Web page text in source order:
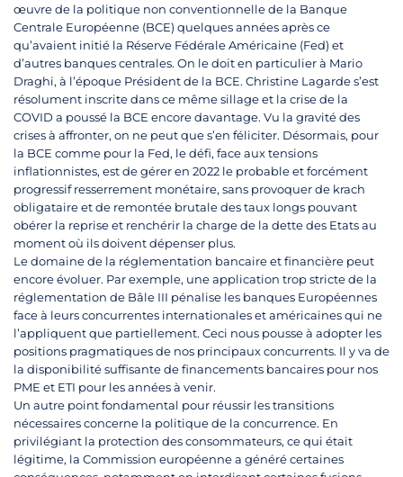
œuvre de la politique non conventionnelle de la Banque
Centrale Européenne (BCE) quelques années après ce
qu’avaient initié la Réserve Fédérale Américaine (Fed) et
d’autres banques centrales. On le doit en particulier à Mario
Draghi, à l’époque Président de la BCE. Christine Lagarde s’est
résolument inscrite dans ce même sillage et la crise de la
COVID a poussé la BCE encore davantage. Vu la gravité des
crises à affronter, on ne peut que s’en féliciter. Désormais, pour
la BCE comme pour la Fed, le défi, face aux tensions
inflationnistes, est de gérer en 2022 le probable et forcément
progressif resserrement monétaire, sans provoquer de krach
obligataire et de remontée brutale des taux longs pouvant
obérer la reprise et renchérir la charge de la dette des Etats au
moment où ils doivent dépenser plus.
Le domaine de la réglementation bancaire et financière peut
encore évoluer. Par exemple, une application trop stricte de la
réglementation de Bâle III pénalise les banques Européennes
face à leurs concurrentes internationales et américaines qui ne
l’appliquent que partiellement. Ceci nous pousse à adopter les
positions pragmatiques de nos principaux concurrents. Il y va de
la disponibilité suffisante de financements bancaires pour nos
PME et ETI pour les années à venir.
Un autre point fondamental pour réussir les transitions
nécessaires concerne la politique de la concurrence. En
privilégiant la protection des consommateurs, ce qui était
légitime, la Commission européenne a généré certaines